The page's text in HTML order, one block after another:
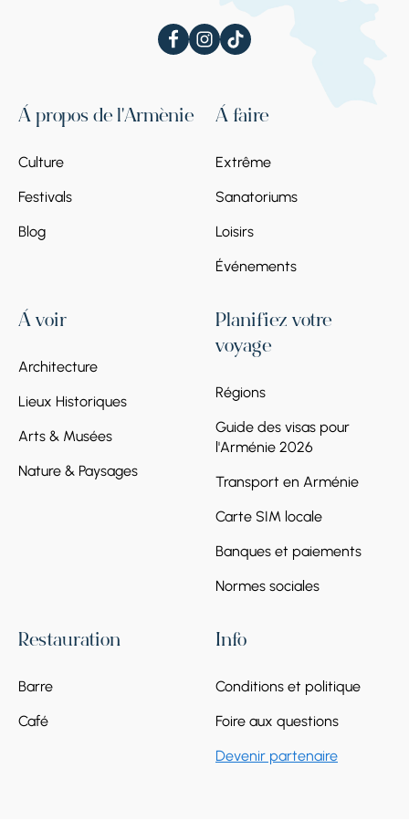
servait également de bibliothèque. La
bibliothèque et le vestibule, construits avec
remarquables.
À propos de l'Arménie
Culture
Festivals
Blog
À faire
Extrême
Sanatoriums
Loisirs
Événements
À voir
Architecture
Lieux Historiques
Arts & Musées
Nature & Paysages
Planifiez votre
voyage
Régions
Guide des visas pour
l'Arménie 2026
Transport en Arménie
Carte SIM locale
Banques et paiements
Normes sociales
Restauration
Barre
Café
Info
Conditions et politique
Foire aux questions
Devenir partenaire